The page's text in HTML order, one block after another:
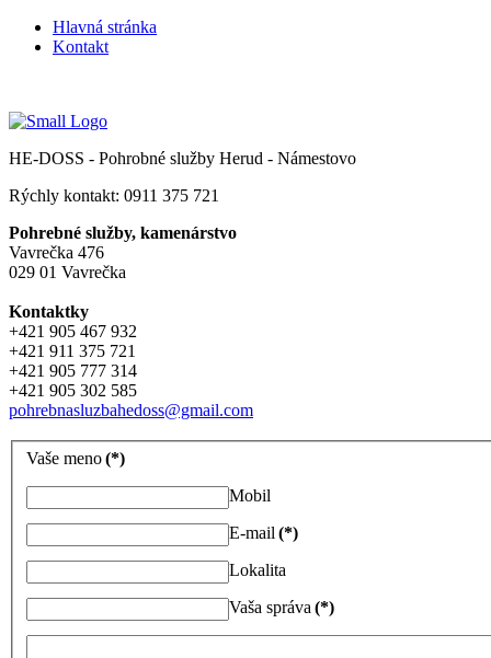
Hlavná stránka
Kontakt
HE-DOSS - Pohrobné služby Herud - Námestovo
Rýchly kontakt: 0911 375 721
Pohrebné služby, kamenárstvo
Vavrečka 476
029 01 Vavrečka
Kontaktky
+421 905 467 932
+421 911 375 721
+421 905 777 314
+421 905 302 585
pohrebnasluzbahedoss@gmail.com
Vaše meno(*)
Mobil
E-mail (*)
Lokalita
Vaša správa (*)